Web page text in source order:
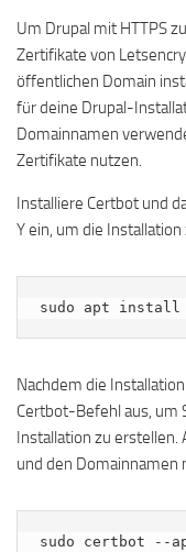
Um Drupal mit HTTPS
Zertifikate von
öffentlichen Domain
für deine Drupal-
Domainnamen
Zertifikate nutzen.
Installiere Certbot und
Y ein, um die
sudo apt install
Nachdem die
Certbot-Befehl aus, um
Installation zu erstellen.
und den Domainnamen
sudo certbot --